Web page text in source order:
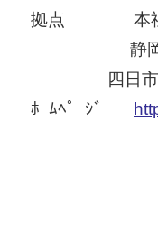
拠点 本
静岡物流
四日市営
ﾎｰﾑﾍﾟｰｼﾞ